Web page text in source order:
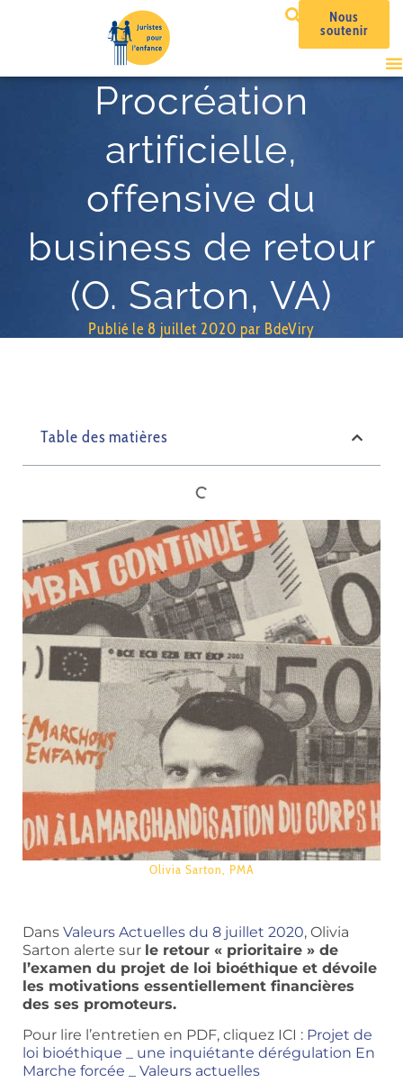
Nous
soutenir
Procréation
artificielle,
offensive du
business de retour
(O. Sarton, VA)
Publié le 8 juillet 2020 par BdeViry
Table des matières
Olivia Sarton, PMA
Dans Valeurs Actuelles du 8 juillet 2020, Olivia
Sarton alerte sur le retour « prioritaire » de
l’examen du projet de loi bioéthique et dévoile
les motivations essentiellement financières
des ses promoteurs.
Pour lire l’entretien en PDF, cliquez ICI : Projet de
loi bioéthique _ une inquiétante dérégulation En
Marche forcée _ Valeurs actuelles